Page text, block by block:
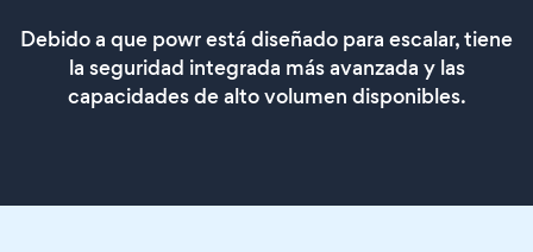
Debido a que powr está diseñado para escalar, tiene
la seguridad integrada más avanzada y las
capacidades de alto volumen disponibles.